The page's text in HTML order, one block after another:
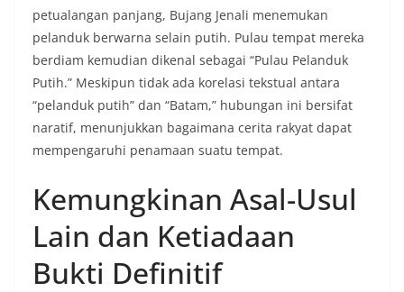
petualangan panjang, Bujang Jenali menemukan
pelanduk berwarna selain putih. Pulau tempat mereka
berdiam kemudian dikenal sebagai “Pulau Pelanduk
Putih.” Meskipun tidak ada korelasi tekstual antara
“pelanduk putih” dan “Batam,” hubungan ini bersifat
naratif, menunjukkan bagaimana cerita rakyat dapat
mempengaruhi penamaan suatu tempat.
Kemungkinan Asal-Usul
Lain dan Ketiadaan
Bukti Definitif